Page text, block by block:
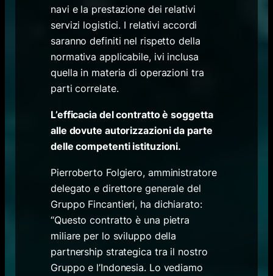
navi e la prestazione dei relativi
servizi logistici. I relativi accordi
saranno definiti nel rispetto della
normativa applicabile, ivi inclusa
quella in materia di operazioni tra
parti correlate.
L’efficacia del contratto è soggetta
alle dovute autorizzazioni da parte
delle competenti istituzioni.
Pierroberto Folgiero, amministratore
delegato e direttore generale del
Gruppo Fincantieri, ha dichiarato:
“Questo contratto è una pietra
miliare per lo sviluppo della
partnership strategica tra il nostro
Gruppo e l’Indonesia. Lo vediamo